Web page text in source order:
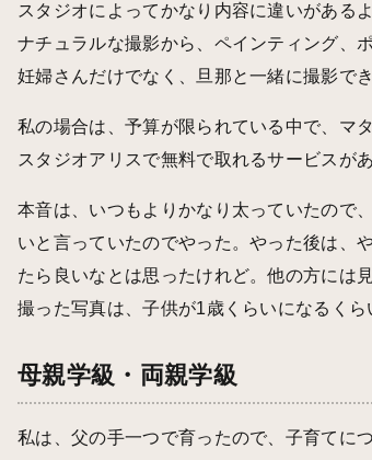
スタジオによってかなり内容に違いがあるよ
ナチュラルな撮影から、ペインティング、
妊婦さんだけでなく、旦那と一緒に撮影で
私の場合は、予算が限られている中で、マ
スタジオアリスで無料で取れるサービス が
本音は、いつもよりかなり太っていたので
いと言っていたのでやった。やった後は、
たら良いなとは思ったけれど。他の方には
撮った写真は、子供が1歳くらいになるくら
母親学級・両親学級
私は、父の手一つで育ったので、子育てに